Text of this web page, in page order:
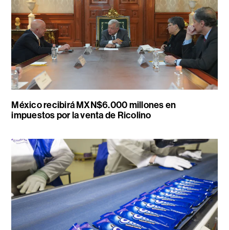
México recibirá MXN$6.000 millones en
impuestos por la venta de Ricolino